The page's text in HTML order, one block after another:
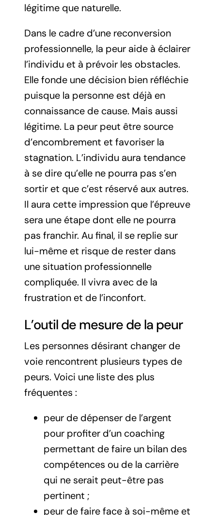
légitime que naturelle.
Dans le cadre d’une reconversion
professionnelle, la peur aide à éclairer
l’individu et à prévoir les obstacles.
Elle fonde une décision bien réfléchie
puisque la personne est déjà en
connaissance de cause. Mais aussi
légitime. La peur peut être source
d’encombrement et favoriser la
stagnation. L’individu aura tendance
à se dire qu’elle ne pourra pas s’en
sortir et que c’est réservé aux autres.
Il aura cette impression que l’épreuve
sera une étape dont elle ne pourra
pas franchir. Au final, il se replie sur
lui-même et risque de rester dans
une situation professionnelle
compliquée. Il vivra avec de la
frustration et de l’inconfort.
L’outil de mesure de la peur
Les personnes désirant changer de
voie rencontrent plusieurs types de
peurs. Voici une liste des plus
fréquentes :
peur de dépenser de l’argent
pour profiter d’un coaching
permettant de faire un bilan des
compétences ou de la carrière
qui ne serait peut-être pas
pertinent ;
peur de faire face à soi-même et